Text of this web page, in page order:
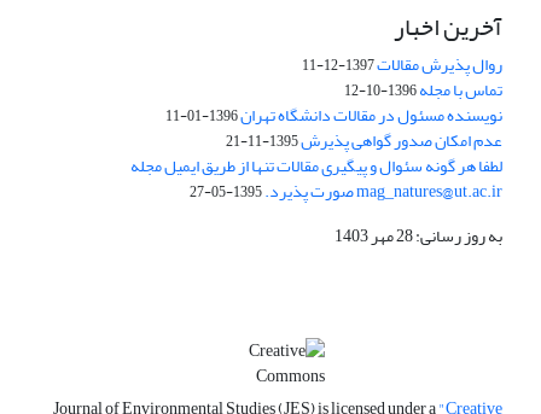
آخرین اخبار
روال پذیرش مقالات1397-12-11
تماس با مجله1396-10-12
نویسنده مسئول در مقالات دانشگاه تهران1396-01-11
عدم امکان صدور گواهی پذیرش1395-11-21
لطفا هر گونه سئوال و پیگیری مقالات تنها از طریق ایمیل مجله
mag_natures@ut.ac.ir صورت پذیرد. 1395-05-27
به روز رسانی: 28 مهر 1403